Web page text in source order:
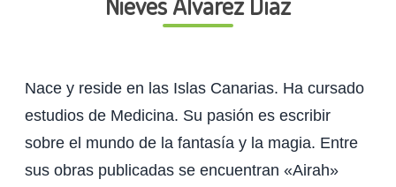
Nace y reside en las Islas Canarias. Ha cursado
estudios de Medicina. Su pasión es escribir
sobre el mundo de la fantasía y la magia. Entre
sus obras publicadas se encuentran «Airah»